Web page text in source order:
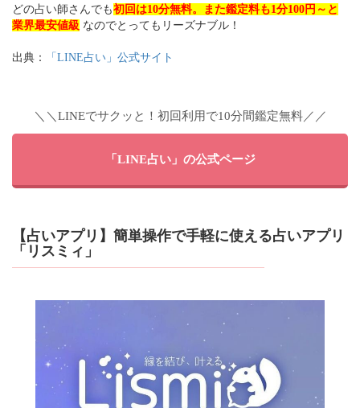
どの占い師さんでも初回は10分無料。また鑑定料も1分100円～と
業界最安値級 なのでとってもリーズナブル！
出典： 「LINE占い」公式サイト
＼＼LINEでサクッと！初回利用で10分間鑑定無料／／
「LINE占い」の公式ページ
【占いアプリ】簡単操作で手軽に使える占いアプリ
「リスミィ」